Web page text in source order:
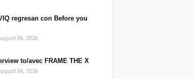
regresan con Before you
06, 2026
to/avec FRAME THE X
06, 2026